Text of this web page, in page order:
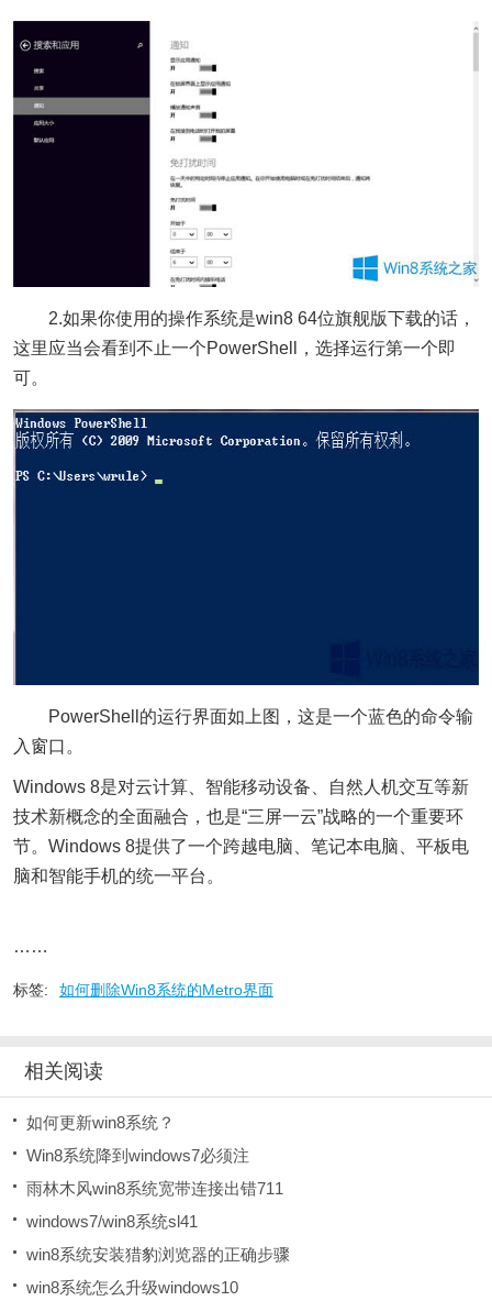
2.如果你使用的操作系统是win8 64位旗舰版下载的话，
这里应当会看到不止一个PowerShell，选择运行第一个即
可。
PowerShell的运行界面如上图，这是一个蓝色的命令输
入窗口。
Windows 8是对云计算、智能移动设备、自然人机交互等新
技术新概念的全面融合，也是“三屏一云”战略的一个重要环
节。Windows 8提供了一个跨越电脑、笔记本电脑、平板电
脑和智能手机的统一平台。
……
标签: 如何删除Win8系统的Metro界面
相关阅读
如何更新win8系统？
Win8系统降到windows7必须注
雨林木风win8系统宽带连接出错711
windows7/win8系统sl41
win8系统安装猎豹浏览器的正确步骤
win8系统怎么升级windows10